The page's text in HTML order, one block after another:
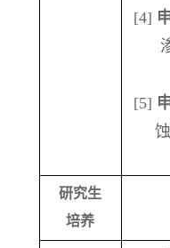
[4]
[5]
研究生
培养